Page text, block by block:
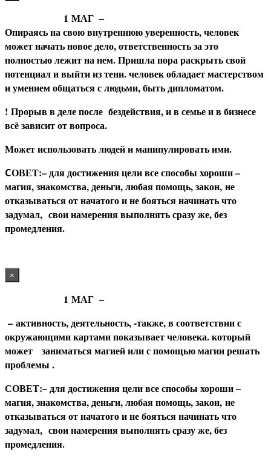
1 МАГ –
Опираясь на свою внутреннюю уверенность, человек
может начать новое дело, ответственность за это
полностью лежит на нем. Пришла пора раскрыть свой
потенциал и выйти из тени. человек обладает мастерством
и умением общаться с людьми, быть дипломатом.
! Прорыв в деле после бездействия, и в семье и в бизнесе
всё зависит от вопроса.
Может использовать людей и манипулировать ими.
СОВЕТ:– для достижения цели все способы хороши –
магия, знакомства, деньги, любая помощь, закон, не
отказываться от начатого и не бояться начинать что
задумал, свои намерения выполнять сразу же, без
промедления.
×
1 МАГ –
– активность, деятельность, -также, в соответствии с
окружающими картами показывает человека. который
может заниматься магией или с помощью магии решать
проблемы .
СОВЕТ:– для достижения цели все способы хороши –
магия, знакомства, деньги, любая помощь, закон, не
отказываться от начатого и не бояться начинать что
задумал, свои намерения выполнять сразу же, без
промедления.